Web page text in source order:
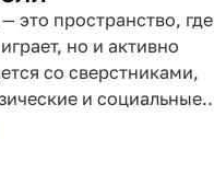
это пространство, где
но и активно
со сверстниками,
и социальные
особое внимание
и безопасности